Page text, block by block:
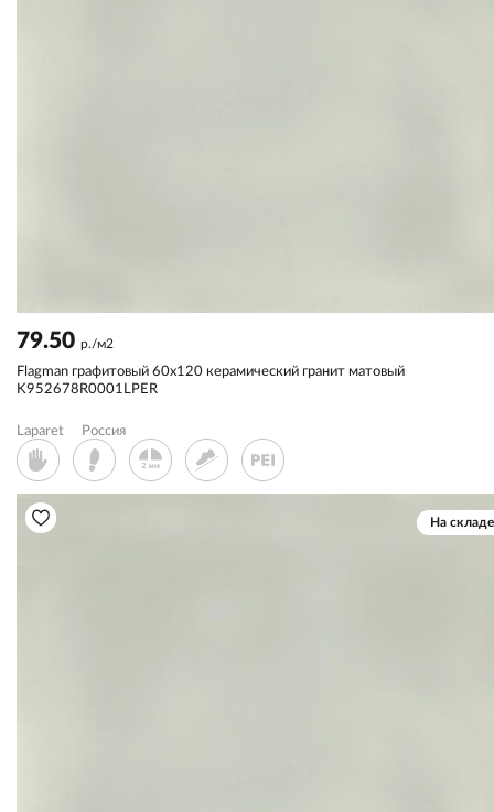
79.50 р./м2
Flagman графитовый 60x120 керамический гранит матовый
K952678R0001LPER
Laparet Россия
На складе